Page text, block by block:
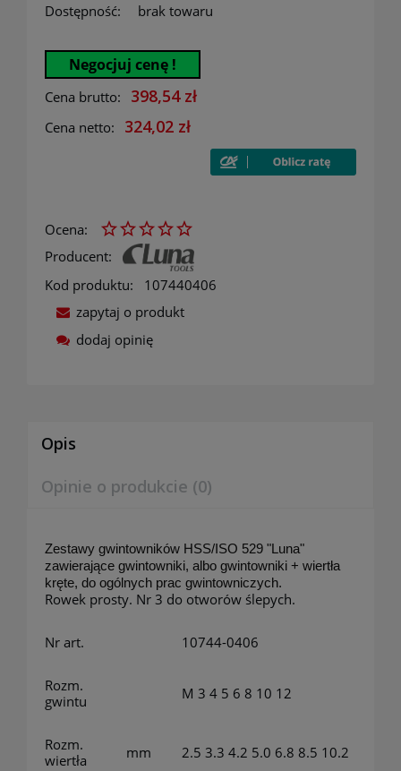
Dostępność: brak towaru
Negocjuj cenę !
Cena brutto: 398,54 zł
Cena netto: 324,02 zł
Ocena:
Producent:
Kod produktu:
107440406
zapytaj o produkt
dodaj opinię
Opis
Opinie o produkcie (0)
Zestawy gwintowników HSS/ISO 529 "Luna"
zawierające gwintowniki, albo gwintowniki + wiertła
kręte, do ogólnych prac gwintowniczych.
Rowek prosty. Nr 3 do otworów ślepych.
Nr art. 10744-0406
Rozm.
gwintu
M 3 4 5 6 8 10 12
Rozm.
wiertła
mm 2.5 3.3 4.2 5.0 6.8 8.5 10.2